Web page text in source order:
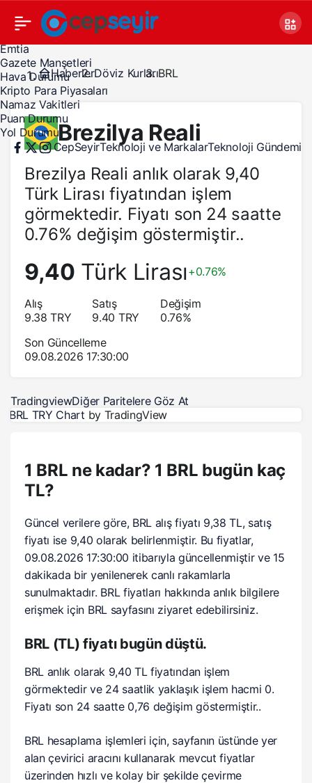
Covid 19
Döviz Kurları
Emtia
Gazete Manşetleri
Hava Durumu
Kripto Para Piyasaları
Namaz Vakitleri
Puan Durumu
Yol Durumu
CepSeyirTeknoloji ve MarkalarTeknoloji Gündemi
HaberlerDöviz KurlarıBRL
Brezilya Reali
Brezilya Reali anlık olarak 9,40
Türk Lirası fiyatından işlem
görmektedir. Fiyatı son 24 saatte
0.76% değişim göstermiştir..
9,40 Türk Lirası+0.76%
Alış
9.38TRY
Satış
9.40 TRY
Değişim
0.76%
Son Güncelleme
09.08.2026 17:30:00
TradingviewDiğer Paritelere Göz At
BRL TRY Chart by TradingView
1 BRL ne kadar? 1 BRL bugün kaç
TL?
Güncel verilere göre, BRL alış fiyatı 9,38 TL, satış
fiyatı ise 9,40 olarak belirlenmiştir. Bu fiyatlar,
09.08.2026 17:30:00 itibarıyla güncellenmiştir ve 15
dakikada bir yenilenerek canlı rakamlarla
sunulmaktadır. BRL fiyatları hakkında anlık bilgilere
erişmek için BRL sayfasını ziyaret edebilirsiniz.
BRL (TL) fiyatı bugün düştü.
BRL anlık olarak 9,40 TL fiyatından işlem
görmektedir ve 24 saatlik yaklaşık işlem hacmi 0.
Fiyatı son 24 saatte 0,76 değişim göstermiştir..
BRL hesaplama işlemleri için, sayfanın üstünde yer
alan çevirici aracını kullanarak mevcut fiyatlar
üzerinden hızlı ve kolay bir şekilde çevirme